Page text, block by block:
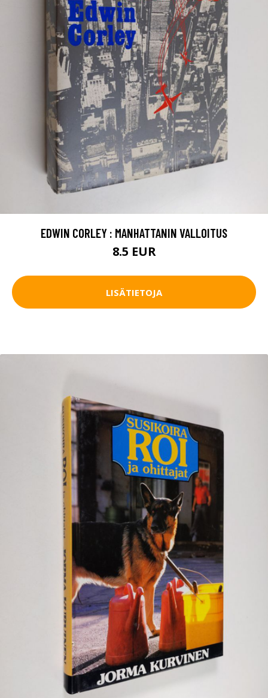
EDWIN CORLEY : MANHATTANIN VALLOITUS
8.5 EUR
LISÄTIETOJA